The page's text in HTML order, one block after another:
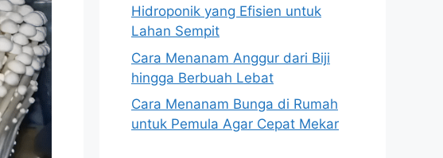
Hidroponik yang Efisien untuk
Lahan Sempit
Cara Menanam Anggur dari Biji
hingga Berbuah Lebat
Cara Menanam Bunga di Rumah
untuk Pemula Agar Cepat Mekar